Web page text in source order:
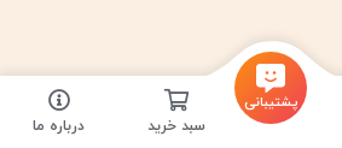
درباره ما سبد خرید
پشتیبانی